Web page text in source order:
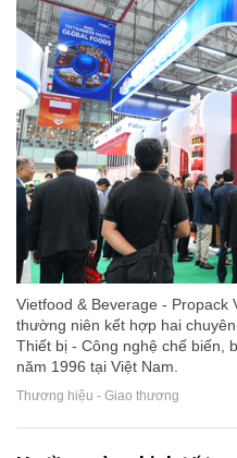
Vietfood & Beverage - Propack
thường niên kết hợp hai
Thiết bị - Công nghệ chế biến,
năm 1996 tại Việt Nam.
Thương hiệu - Giao thương